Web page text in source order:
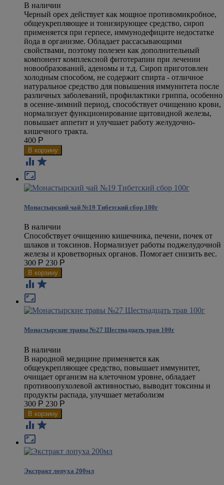
В наличии
Черный орех действует как мощное противомикробное,
общеукрепляющее и тонизирующее средство, сироп
применяется при герпесе, иммунодефиците недостатке
йода в организме. Обладает рассасывающими
свойствами, поэтому полезен как дополнительный
компонент комплексной фитотерапии при лечении
новообразований, аденомы и т.д. Сироп приготовлен
холодным способом, не содержит спирта - отличное
натуральное средство для повышения иммунитета после
различных заболеваний, профилактики гриппа, особенно
в осенне-зимний период, способствует очищению крови,
нормализует функционирование щитовидной железы,
повышает аппетит и улучшает работу желудочно-
кишечного тракта.
400 Р
 

Монастырский чай №19 Тибетский сбор 100г
В наличии
Способствует очищению кишечника, печени, почек от
шлаков и токсинов. Нормализует работы поджелудочной
железы и кроветворных органов. Помогает снизить вес.
300 Р 230 Р
 

Монастырские травы №27 Шестнадцать трав 100г
В наличии
В народной медицине применяется как
общеукрепляющее средство, повышает иммунитет,
очищает организм на клеточном уровне, обладает
противоопухолевой активностью, выводит токсины и
продукты распада, улучшает метаболизм
300 Р 230 Р
 

Экстракт лопуха 200мл